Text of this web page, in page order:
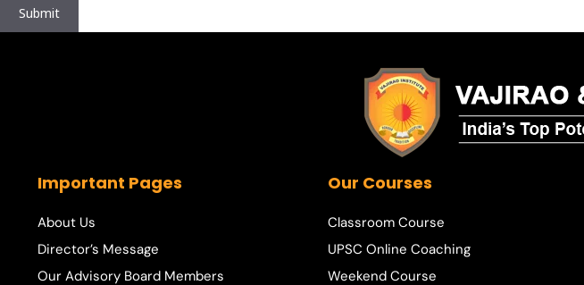
Important Pages
About Us
Director’s Message
Our Advisory Board Members
Our Courses
Classroom Course
UPSC Online Coaching
Weekend Course